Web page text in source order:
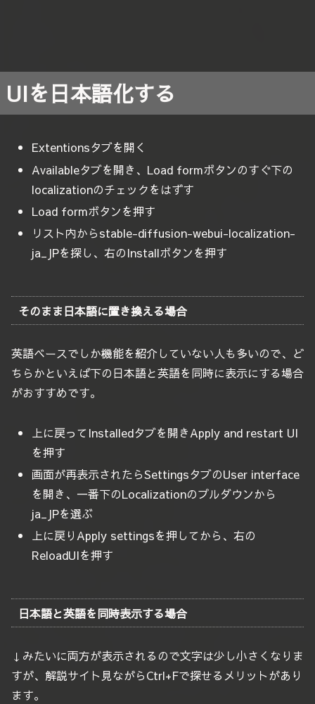
UIを日本語化する
Extentionsタブを開く
Availableタブを開き、Load formボタンのすぐ下の
localizationのチェックをはずす
Load formボタンを押す
リスト内からstable-diffusion-webui-localization-
ja_JPを探し、右のInstallボタンを押す
そのまま日本語に置き換える場合
英語ベースでしか機能を紹介していない人も多いので、ど
ちらかといえば下の日本語と英語を同時に表示にする場合
がおすすめです。
上に戻ってInstalledタブを開きApply and restart UI
を押す
画面が再表示されたらSettingsタブのUser interface
を開き、一番下のLocalizationのプルダウンから
ja_JPを選ぶ
上に戻りApply settingsを押してから、右の
ReloadUIを押す
日本語と英語を同時表示する場合
↓みたいに両方が表示されるので文字は少し小さくなりま
すが、解説サイト見ながらCtrl+Fで探せるメリットがあり
ます。